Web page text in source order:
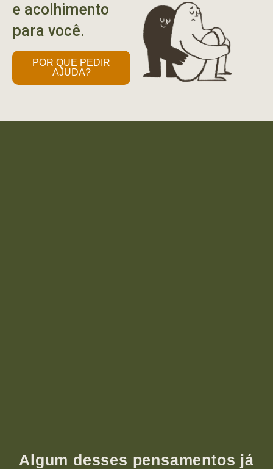
e acolhimento
para você.
POR QUE PEDIR
AJUDA?
Algum desses pensamentos já